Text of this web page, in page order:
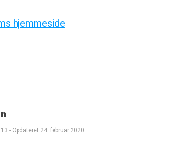
hjemmeside
- Opdateret 24. februar 2020